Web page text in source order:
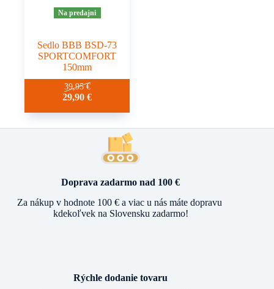
Na predajni
Sedlo BBB BSD-73
SPORTCOMFORT
150mm
39,95€
29,90€
Doprava zadarmo nad 100 €
Za nákup v hodnote 100 € a viac u nás máte dopravu
kdekoľvek na Slovensku zadarmo!
Rýchle dodanie tovaru